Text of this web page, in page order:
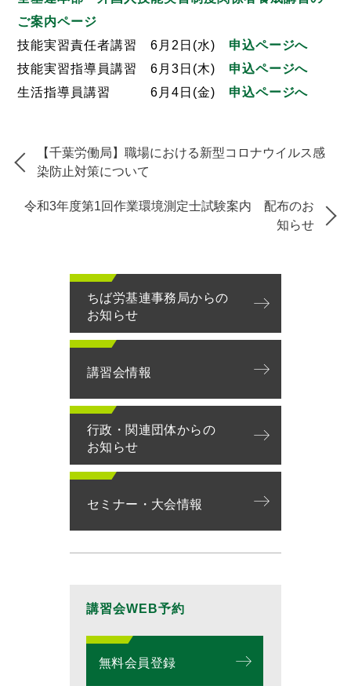
ご案内ページ
技能実習責任者講習 6月2日(水) 申込ページへ
技能実習指導員講習 6月3日(木) 申込ページへ
生活指導員講習 6月4日(金) 申込ページへ
【千葉労働局】職場における新型コロナウイルス感
染防止対策について
令和3年度第1回作業環境測定士試験案内 配布のお
知らせ
ちば労基連事務局からの
お知らせ
講習会情報
行政・関連団体からの
お知らせ
セミナー・大会情報
講習会WEB予約
無料会員登録